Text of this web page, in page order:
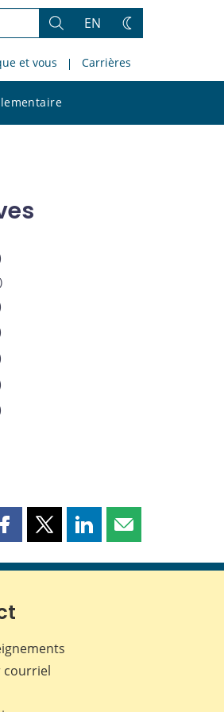
Rechercher
EN
Changez
thème
et vous Carrières
le
Partager
page
Facebook
Partager
page
Partager
page
Partager
page
courriel